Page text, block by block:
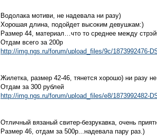
Водолака мотиви, не надевала ни разу)
Хорошая длина, подойдет высоким девушкам:)
Размер 44, материал…что то среднее между
Отдам всего за 200р
http://img.ngs.ru/forum/upload_files/9c/1873992476-
Жилетка, размер 42-46, тянется хорошо) ни разу
Отдам за 300 рублей
http://img.ngs.ru/forum/upload_files/e8/1873992482-
Отличный вязаный свитер-безрукавка, очень
Размер 46, отдам за 500р...надевала пару раз.)